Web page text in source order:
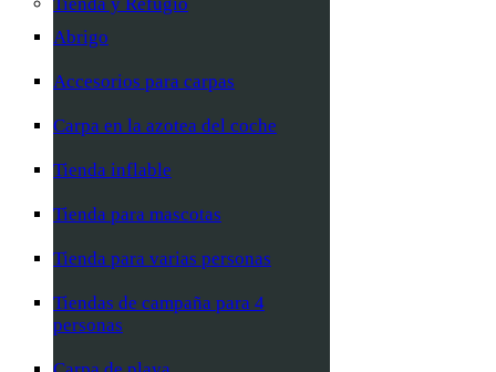
Abrigo
Accesorios para carpas
Carpa en la azotea del coche
Tienda inflable
Tienda para mascotas
Tienda para varias personas
Tiendas de campaña para 4
personas